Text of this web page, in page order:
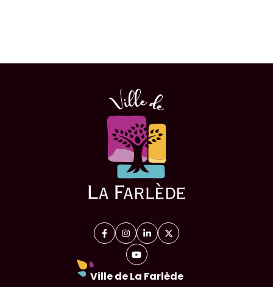
Facebook
(ouverture dans un nouvel onglet)
Instagram
(ouverture dans un nouvel onglet)
Linkedin
(ouverture dans un nouvel
X (Twitter)
(ouverture dans un
YouTube
(ouverture dans un nouvel
Ville de La Farlède